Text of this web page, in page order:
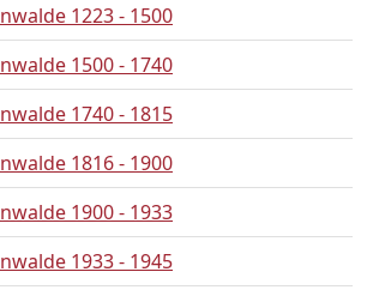
1223 - 1500
1500 - 1740
1740 - 1815
1816 - 1900
1900 - 1933
1933 - 1945